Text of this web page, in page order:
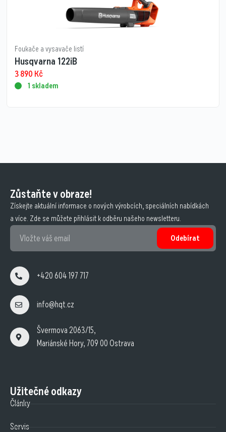
Foukače a vysavače listí
Husqvarna 122iB
3 890 Kč
1 skladem
Zůstaňte v obraze!
Získejte aktuální informace o nových výrobcích, speciálních nabídkách
a více. Zde se můžete přihlásit k odběru našeho newsletteru.
Odebírat
+420 604 197 717
info@hqt.cz
Švermova 2063/15,
Mariánské Hory, 709 00 Ostrava
Užitečné odkazy
Články
Servis